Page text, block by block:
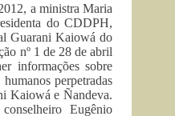
a ministra Maria
do CDDPH,
Guarani Kaiowá do
nº 1 de 28 de abril
informações sobre
perpetradas
Kaiowá e Ñandeva.
Eugênio